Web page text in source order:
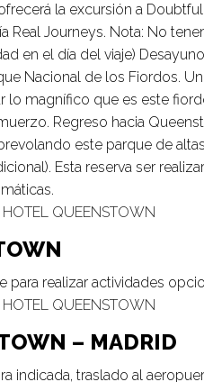
la excursión a
Real Journeys. Nota: No
en el día del viaje)
Nacional de los Fiordos.
lo magnífico que es este
Regreso hacia
este parque de
Esta reserva ser
QUEENSTOWN
para realizar actividades
QUEENSTOWN
– MADRID
indicada, traslado al